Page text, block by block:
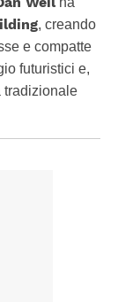
, creando
e compatte
futuristici e,
tradizionale